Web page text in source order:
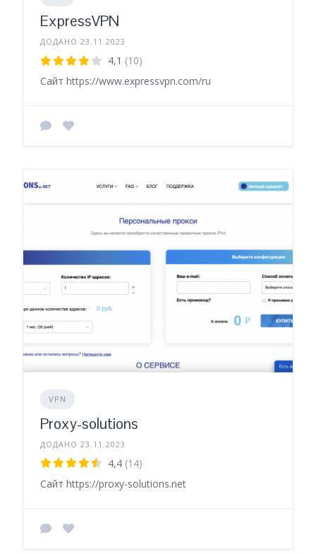
ExpressVPN
ДОДАНО 23.11.2023
4,1 (10)
Сайт https://www.expressvpn.com/ru
VPN
Proxy-solutions
ДОДАНО 23.11.2023
4,4 (14)
Сайт https://proxy-solutions.net